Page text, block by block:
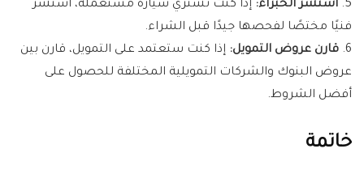
5. استشر الخبراء: إذا كنت تشتري سيارة مستعملة، استشر
فنيًا مختصًا لفحصها جيدًا قبل الشراء.
6. قارن عروض التمويل: إذا كنت ستعتمد على التمويل، قارن بين
عروض البنوك والشركات التمويلية المختلفة للحصول على
أفضل الشروط.
خاتمة